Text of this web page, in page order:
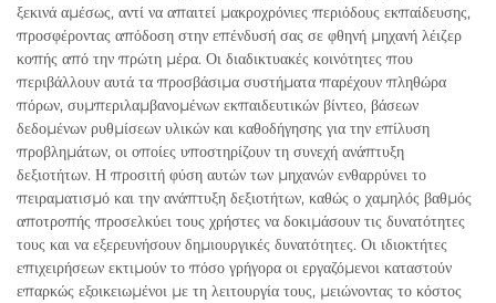
ξεκινά αμέσως, αντί να απαιτεί μακροχρόνιες περιόδους εκπαίδευσης,
προσφέροντας απόδοση στην επένδυσή σας σε φθηνή μηχανή λέιζερ
κοπής από την πρώτη μέρα. Οι διαδικτυακές κοινότητες που
περιβάλλουν αυτά τα προσβάσιμα συστήματα παρέχουν πληθώρα
πόρων, συμπεριλαμβανομένων εκπαιδευτικών βίντεο, βάσεων
δεδομένων ρυθμίσεων υλικών και καθοδήγησης για την επίλυση
προβλημάτων, οι οποίες υποστηρίζουν τη συνεχή ανάπτυξη
δεξιοτήτων. Η προσιτή φύση αυτών των μηχανών ενθαρρύνει το
πειραματισμό και την ανάπτυξη δεξιοτήτων, καθώς ο χαμηλός βαθμός
αποτροπής προσελκύει τους χρήστες να δοκιμάσουν τις δυνατότητες
τους και να εξερευνήσουν δημιουργικές δυνατότητες. Οι ιδιοκτήτες
επιχειρήσεων εκτιμούν το πόσο γρήγορα οι εργαζόμενοι καταστούν
επαρκώς εξοικειωμένοι με τη λειτουργία τους, μειώνοντας το κόστος